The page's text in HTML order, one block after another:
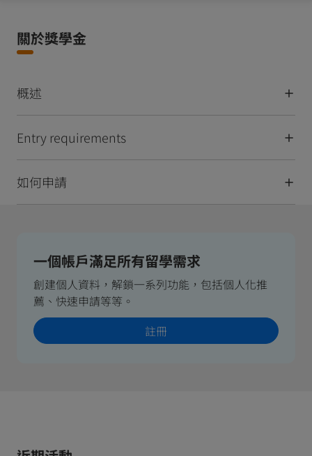
關於獎學金
概述
Entry requirements
如何申請
一個帳戶滿足所有留學需求
創建個人資料，解鎖一系列功能，包括個人化推
薦、快速申請等等。
註冊